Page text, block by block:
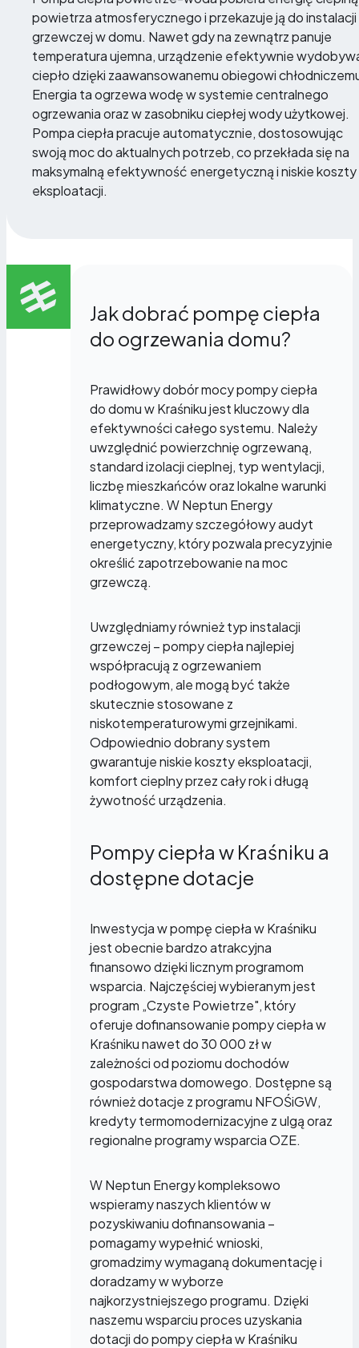
powietrza atmosferycznego i przekazuje ją do instalacji
grzewczej w domu. Nawet gdy na zewnątrz panuje
temperatura ujemna, urządzenie efektywnie
ciepło dzięki zaawansowanemu obiegowi
Energia ta ogrzewa wodę w systemie centralnego
ogrzewania oraz w zasobniku ciepłej wody użytkowej.
Pompa ciepła pracuje automatycznie, dostosowując
swoją moc do aktualnych potrzeb, co przekłada się na
maksymalną efektywność energetyczną i niskie koszty
eksploatacji.
Jak dobrać pompę ciepła
do ogrzewania domu?
Prawidłowy dobór mocy pompy ciepła
do domu w Kraśniku jest kluczowy dla
efektywności całego systemu. Należy
uwzględnić powierzchnię ogrzewaną,
standard izolacji cieplnej, typ wentylacji,
liczbę mieszkańców oraz lokalne warunki
klimatyczne. W Neptun Energy
przeprowadzamy szczegółowy audyt
energetyczny, który pozwala precyzyjnie
określić zapotrzebowanie na moc
grzewczą.
Uwzględniamy również typ instalacji
grzewczej – pompy ciepła najlepiej
współpracują z ogrzewaniem
podłogowym, ale mogą być także
skutecznie stosowane z
niskotemperaturowymi grzejnikami.
Odpowiednio dobrany system
gwarantuje niskie koszty eksploatacji,
komfort cieplny przez cały rok i długą
żywotność urządzenia.
Pompy ciepła w Kraśniku a
dostępne dotacje
Inwestycja w pompę ciepła w Kraśniku
jest obecnie bardzo atrakcyjna
finansowo dzięki licznym programom
wsparcia. Najczęściej wybieranym jest
program „Czyste Powietrze", który
oferuje dofinansowanie pompy ciepła w
Kraśniku nawet do 30 000 zł w
zależności od poziomu dochodów
gospodarstwa domowego. Dostępne są
również dotacje z programu NFOŚiGW,
kredyty termomodernizacyjne z ulgą oraz
regionalne programy wsparcia OZE.
W Neptun Energy kompleksowo
wspieramy naszych klientów w
pozyskiwaniu dofinansowania –
pomagamy wypełnić wnioski,
gromadzimy wymaganą dokumentację i
doradzamy w wyborze
najkorzystniejszego programu. Dzięki
naszemu wsparciu proces uzyskania
dotacji do pompy ciepła w Kraśniku